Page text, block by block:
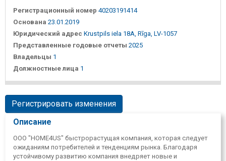
Регистрационный номер 40203191414
Основана 23.01.2019
Юридический адрес Krustpils iela 18A, Rīga, LV-1057
Представленные годовые отчеты 2025
Владельцы 1
Должностные лица 1
Регистрировать изменения
Описание
ООО "HOME4US" быстрорастущая компания, которая следует
ожиданиям потребителей и тенденциям рынка. Благодаря
устойчивому развитию компания внедряет новые и